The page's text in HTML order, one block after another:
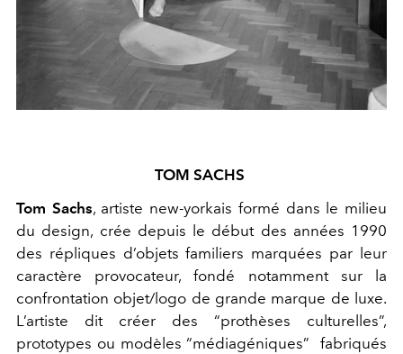
TOM SACHS
Tom Sachs, artiste new-yorkais formé dans le milieu
du design, crée depuis le début des années 1990
des répliques d’objets familiers marquées par leur
caractère provocateur, fondé notamment sur la
confrontation objet/logo de grande marque de luxe.
L’artiste dit créer des “prothèses culturelles”,
prototypes ou modèles “médiagéniques” fabriqués